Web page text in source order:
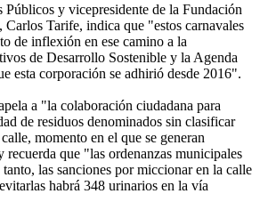
y vicepresidente de la Fundación
Carlos Tarife, indica que "estos carnavales
de inflexión en ese camino a la
de Desarrollo Sostenible y la Agenda
esta corporación se adhirió desde 2016".
a "la colaboración ciudadana para
de residuos denominados sin clasificar
momento en el que se generan
recuerda que "las ordenanzas municipales
las sanciones por miccionar en la calle
habrá 348 urinarios en la vía